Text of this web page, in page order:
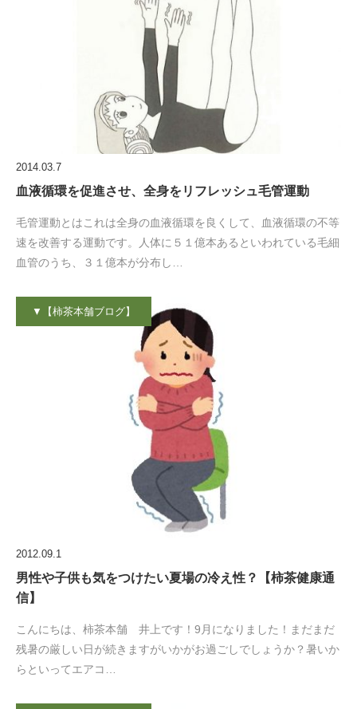
2014.03.7
血液循環を促進させ、全身をリフレッシュ毛管運動
毛管運動とはこれは全身の血液循環を良くして、血液循環の不等
速を改善する運動です。人体に５１億本あるといわれている毛細
血管のうち、３１億本が分布し…
▼【柿茶本舗ブログ】
2012.09.1
男性や子供も気をつけたい夏場の冷え性？【柿茶健康通
信】
こんにちは、柿茶本舗 井上です！9月になりました！まだまだ
残暑の厳しい日が続きますがいかがお過ごしでしょうか？暑いか
らといってエアコ…